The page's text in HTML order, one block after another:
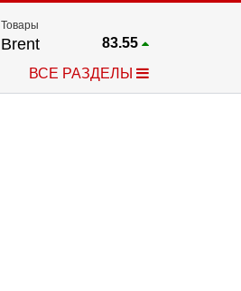
Товары
Brent 83.55
Платина
2.662
ВСЕ РАЗДЕЛЫ